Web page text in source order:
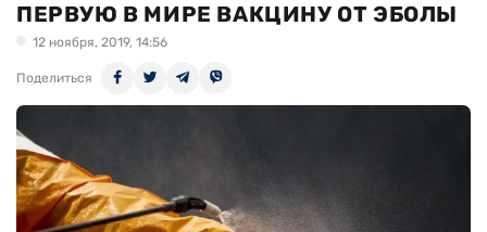
ПЕРВУЮ В МИРЕ ВАКЦИНУ ОТ ЭБОЛЫ
12 ноября, 2019, 14:56
Поделиться